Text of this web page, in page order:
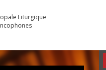
Liturgique